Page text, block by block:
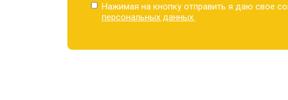
Замена кнопки включения
Нажимая на кнопку отправить я даю свое
персональных данных.